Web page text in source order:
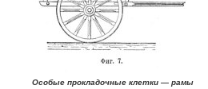
Особые прокладочные клетки — рамы